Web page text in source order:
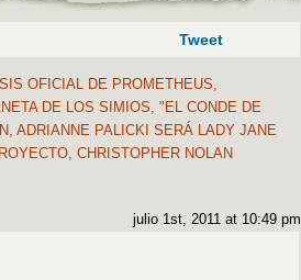
Tweet
OFICIAL DE PROMETHEUS,
DE LOS SIMIOS, "EL CONDE DE
ADRIANNE PALICKI SERÁ LADY JANE
CHRISTOPHER NOLAN
julio 1st, 2011 at 10:49 pm